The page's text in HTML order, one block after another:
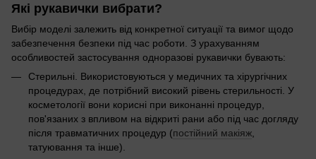
Які рукавички вибрати?
Вибір моделі залежить від конкретної ситуації та вимог щодо
забезпечення безпеки під час роботи. З урахуванням
особливостей застосування одноразові рукавички бувають:
Стерильні. Використовуються у медичних та хірургічних
процедурах, де потрібний високий рівень стерильності. У
косметології вони корисні при виконанні процедур,
пов'язаних з впливом на відкриті рани або під час догляду
після травматичних процедур (постійний макіяж
татуювання та інше).